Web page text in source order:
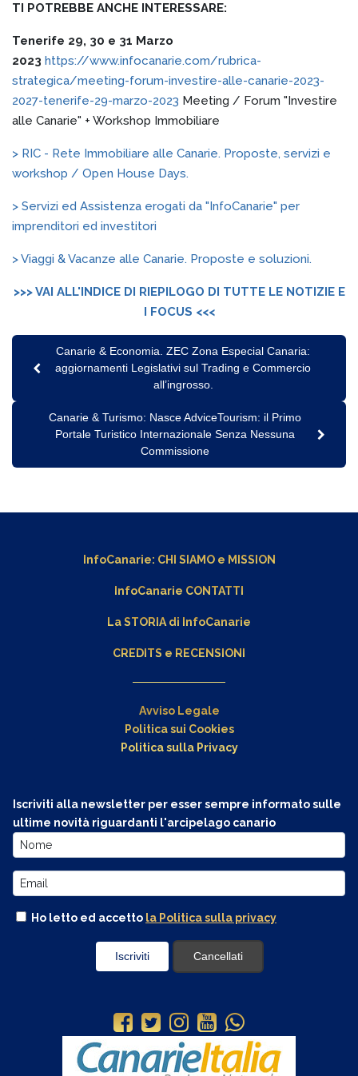
TI POTREBBE ANCHE INTERESSARE:
Tenerife 29, 30 e 31 Marzo
2023 https://www.infocanarie.com/rubrica-
strategica/meeting-forum-investire-alle-canarie-2023-
2027-tenerife-29-marzo-2023 Meeting / Forum "Investire
alle Canarie" + Workshop Immobiliare
> RIC - Rete Immobiliare alle Canarie. Proposte, servizi e
workshop / Open House Days.
> Servizi ed Assistenza erogati da "InfoCanarie" per
imprenditori ed investitori
> Viaggi & Vacanze alle Canarie. Proposte e soluzioni.
>>> VAI ALL'INDICE DI RIEPILOGO DI TUTTE LE NOTIZIE E
I FOCUS <<<
Canarie & Economia. ZEC Zona Especial Canaria:
aggiornamenti Legislativi sul Trading e Commercio
all’ingrosso.
Canarie & Turismo: Nasce AdviceTourism: il Primo
Portale Turistico Internazionale Senza Nessuna
Commissione
InfoCanarie: CHI SIAMOe MISSION
InfoCanarie CONTATTI
La STORIA di InfoCanarie
CREDITS e RECENSIONI
Avviso Legale
Politica sui Cookies
Politica sulla Privacy
Iscriviti alla newsletter per esser sempre informato sulle
ultime novità riguardanti l'arcipelago canario
Ho letto ed accetto la Politica sulla privacy